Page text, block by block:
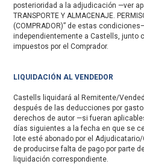
posterioridad a la adjudicación —ver
TRANSPORTE Y ALMACENAJE.
(COMPRADOR)” de estas
independientemente a Castells, junto
impuestos por el Comprador.
LIQUIDACIÓN AL VENDEDOR
Castells liquidará al Remitente/
después de las deducciones por
derechos de autor —si fueran
días siguientes a la fecha en que se
lote esté abonado por el
de producirse falta de pago por parte
liquidación correspondiente.